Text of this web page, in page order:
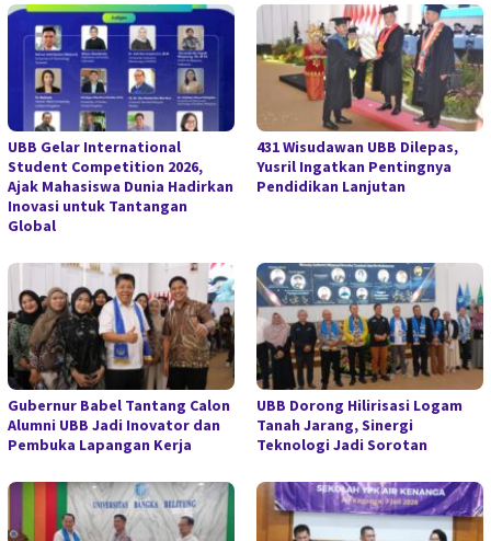
UBB Gelar International
Student Competition 2026,
Ajak Mahasiswa Dunia Hadirkan
Inovasi untuk Tantangan
Global
431 Wisudawan UBB Dilepas,
Yusril Ingatkan Pentingnya
Pendidikan Lanjutan
Gubernur Babel Tantang Calon
Alumni UBB Jadi Inovator dan
Pembuka Lapangan Kerja
UBB Dorong Hilirisasi Logam
Tanah Jarang, Sinergi
Teknologi Jadi Sorotan